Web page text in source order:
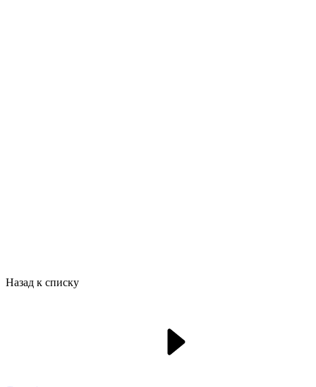
Назад к списку